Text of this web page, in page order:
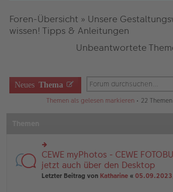
Foren-Übersicht » Unsere
wissen! Tipps & Anleitungen
Unbeantwortete
Neues Thema
Themen als gelesen markieren • 22
rs
te
r
u
CEWE myPhotos - CEWE
jetzt auch über den Desktop
Letzter Beitrag von Katharine «